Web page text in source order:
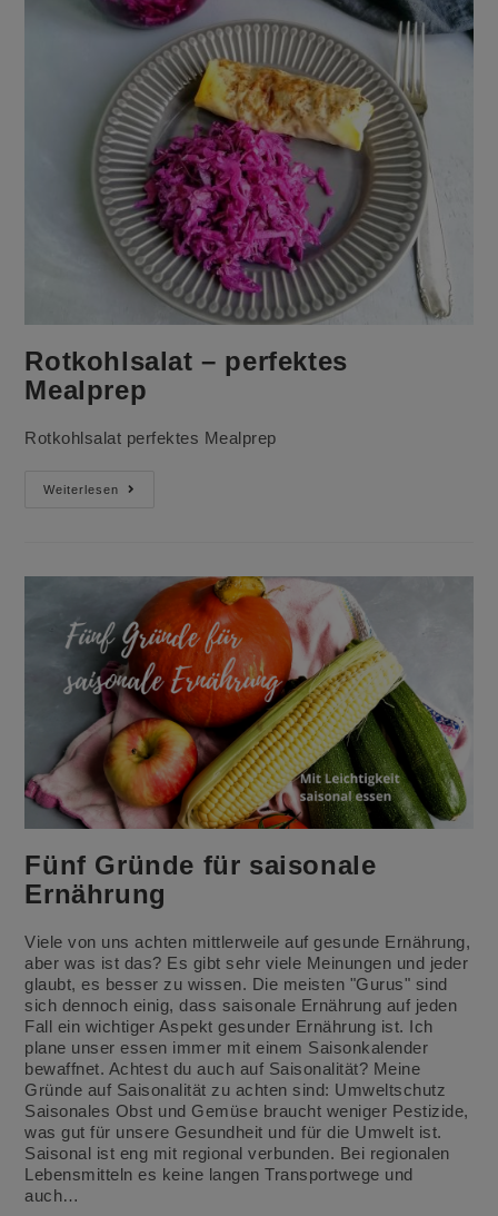
Rotkohlsalat – perfektes
Mealprep
Rotkohlsalat perfektes Mealprep
Weiterlesen
Rotkohlsalat
Fünf Gründe für saisonale
Ernährung
Viele von uns achten mittlerweile auf gesunde Ernährung,
aber was ist das? Es gibt sehr viele Meinungen und jeder
glaubt, es besser zu wissen. Die meisten "Gurus" sind
sich dennoch einig, dass saisonale Ernährung auf jeden
Fall ein wichtiger Aspekt gesunder Ernährung ist. Ich
plane unser essen immer mit einem Saisonkalender
bewaffnet. Achtest du auch auf Saisonalität? Meine
Gründe auf Saisonalität zu achten sind: Umweltschutz
Saisonales Obst und Gemüse braucht weniger Pestizide,
was gut für unsere Gesundheit und für die Umwelt ist.
Saisonal ist eng mit regional verbunden. Bei regionalen
Lebensmitteln es keine langen Transportwege und
auch…